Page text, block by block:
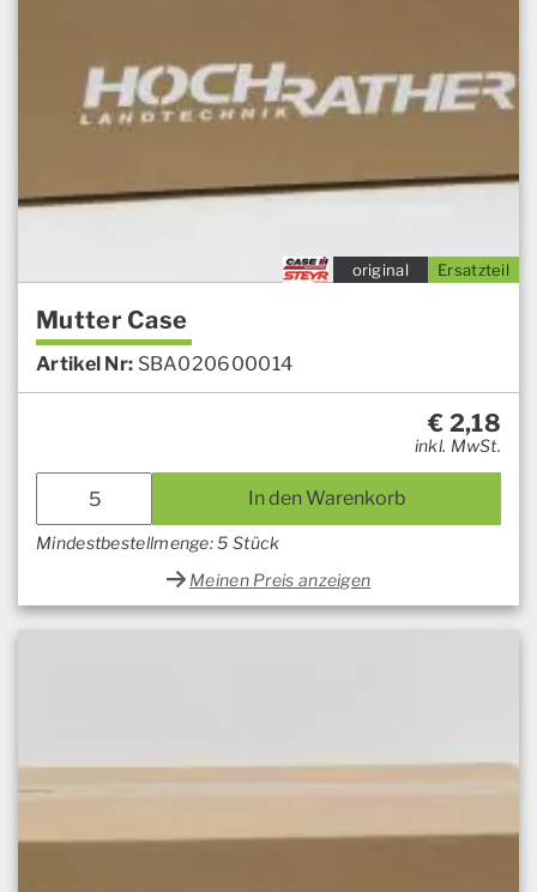
Ersatzteil
original
Mutter Case
Artikel Nr: SBA020600014
€ 2,18
inkl. MwSt.
In den Warenkorb
Mindestbestellmenge: 5 Stück
Meinen Preis anzeigen